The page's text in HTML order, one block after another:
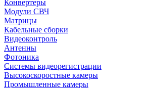
Конвертеры
Модули СВЧ
Матрицы
Кабельные сборки
Видеоконтроль
Антенны
Фотоника
Cистемы видеорегистрации
Высокоскоростные камеры
Промышленные камеры